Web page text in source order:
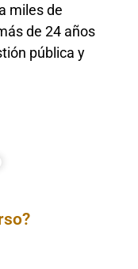
miles de
de 24 años
pública y